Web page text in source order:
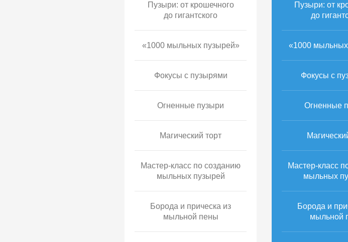
Пузыри: от крошечного
до гигантского
«1000 мыльных пузырей»
Фокусы с пузырями
Огненные пузыри
Магический торт
Мастер-класс по созданию
мыльных пузырей
Борода и прическа из
мыльной пены
Пузыри: от
до
«1000
Фокусы с
Огненные
Мастер-класс
мыльных
Борода и
мыльной